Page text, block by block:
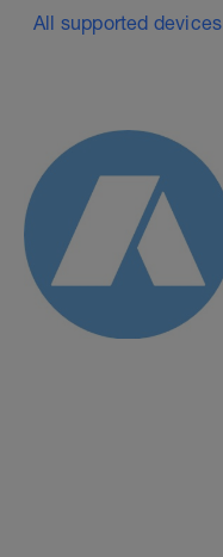
All supported devices